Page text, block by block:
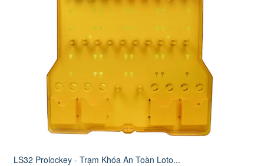
LS32 Prolockey - Trạm Khóa An Toàn Loto...